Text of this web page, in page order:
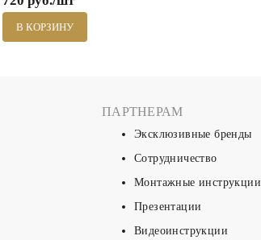
В КОРЗИНУ
ПАРТНЕРАМ
Эксклюзивные бренды
Сотрудничество
Монтажные инструкции
Презентации
Видеоинструкции